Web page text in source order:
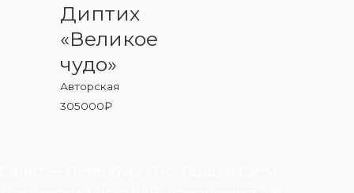
Диптих
«Великое
чудо»
Авторская
305000₽